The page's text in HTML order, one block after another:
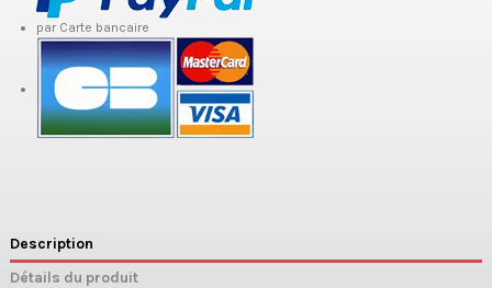
par Carte bancaire
Description
Détails du produit